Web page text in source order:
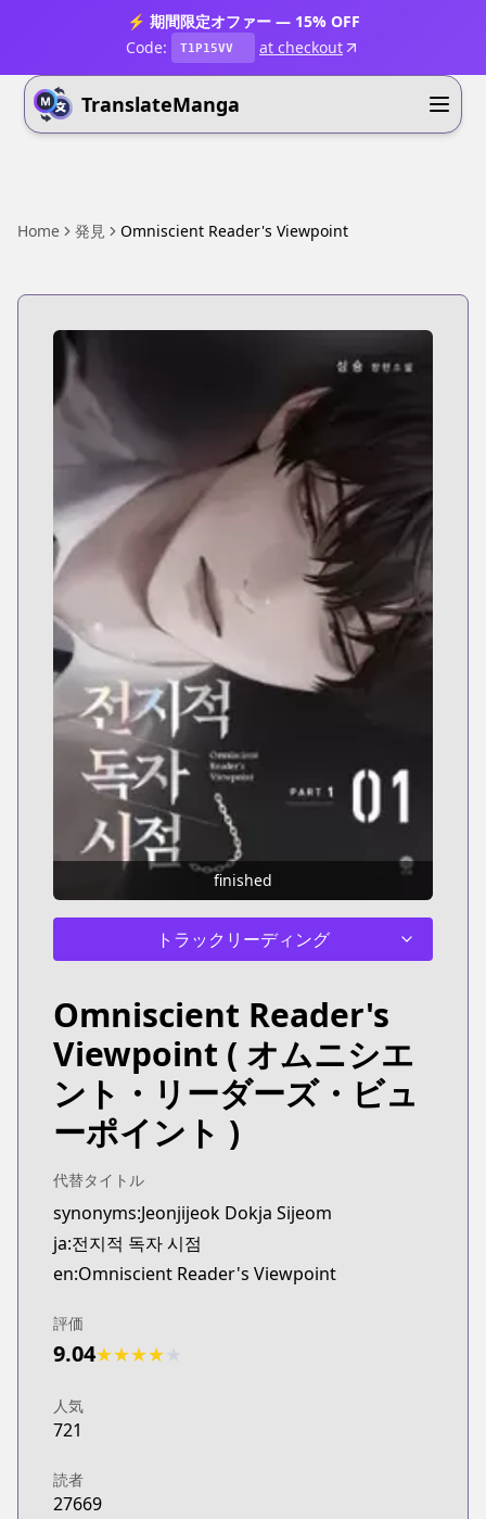
⚡ 期間限定オファー — 15% OFF
Code:
T1P15VV at checkout
TranslateManga
Home 発見 Omniscient Reader's Viewpoint
finished
トラックリーディング
Omniscient Reader's
Viewpoint ( オムニシエ
ント・リーダーズ・ビュ
ーポイント )
代替タイトル
synonyms:Jeonjijeok Dokja Sijeom
ja:전지적 독자 시점
en:Omniscient Reader's Viewpoint
評価
9.04★★★★
人気
721
読者
27669